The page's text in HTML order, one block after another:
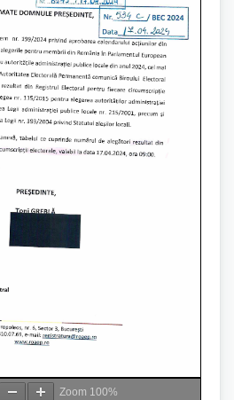
Zoom 100%